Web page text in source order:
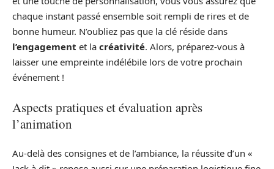
chaque instant passé ensemble soit rempli de rires et de
bonne humeur. N’oubliez pas que la clé réside dans
l’engagement et la créativité. Alors, préparez-vous à
laisser une empreinte indélébile lors de votre prochain
événement !
Aspects pratiques et évaluation après
l’animation
Au-delà des consignes et de l’ambiance, la réussite d’un «